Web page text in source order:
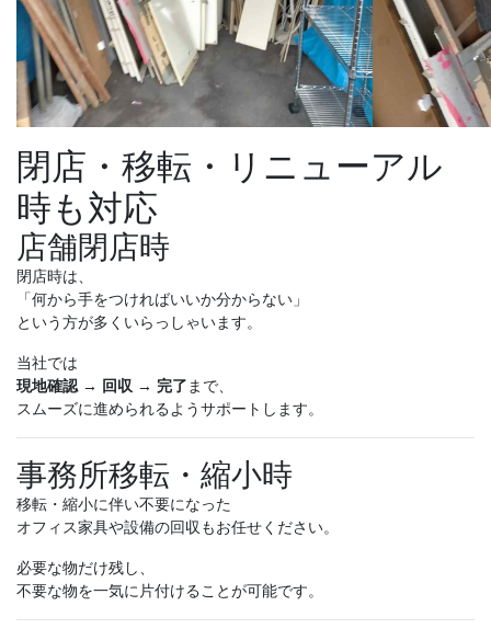
閉店・移転・リニューアル
時も対応
店舗閉店時
閉店時は、
「何から手をつければいいか分からない」
という方が多くいらっしゃいます。
当社では
現地確認 → 回収 → 完了 まで、
スムーズに進められるようサポートします。
事務所移転・縮小時
移転・縮小に伴い不要になった
オフィス家具や設備の回収もお任せください。
必要な物だけ残し、
不要な物を一気に片付けることが可能です。